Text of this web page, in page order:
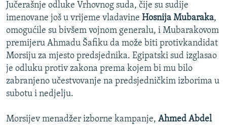
Jučerašnje odluke Vrhovnog suda, čije su sudije
imenovane još u vrijeme vladavine Hosnija Mubaraka,
omogućile su bivšem vojnom generalu, i Mubarakovom
premijeru Ahmadu Šafiku da može biti protivkandidat
Morsiju za mjesto predsjednika. Egipatski sud izglasao
je odluku protiv zakona prema kojem bi mu bilo
zabranjeno učestvovanje na predsjedničkim izborima u
subotu i nedjelju.
Morsijev menadžer izborne kampanje, Ahmed Abdel